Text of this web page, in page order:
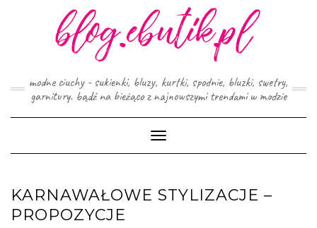
modne ciuchy - sukienki, bluzy, kurtki, spodnie, bluzki, swetry,
garnitury. bądź na bieżąco z najnowszymi trendami w modzie
Toggle
Navigation
KARNAWAŁOWE STYLIZACJE –
PROPOZYCJE